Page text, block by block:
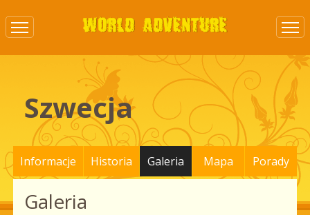
Szwecja
Informacje Historia Galeria Mapa Porady
Galeria